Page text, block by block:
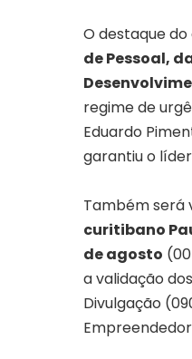
O destaque
de Pessoal,
regime de
Eduardo
garantiu o
Também será
curitibano
de agosto (
a validação
Divulgação (